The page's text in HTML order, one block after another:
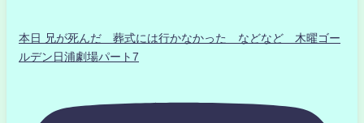
本日 兄が死んだ 葬式には行かなかった などなど 木曜ゴー
ルデン日浦劇場パート7